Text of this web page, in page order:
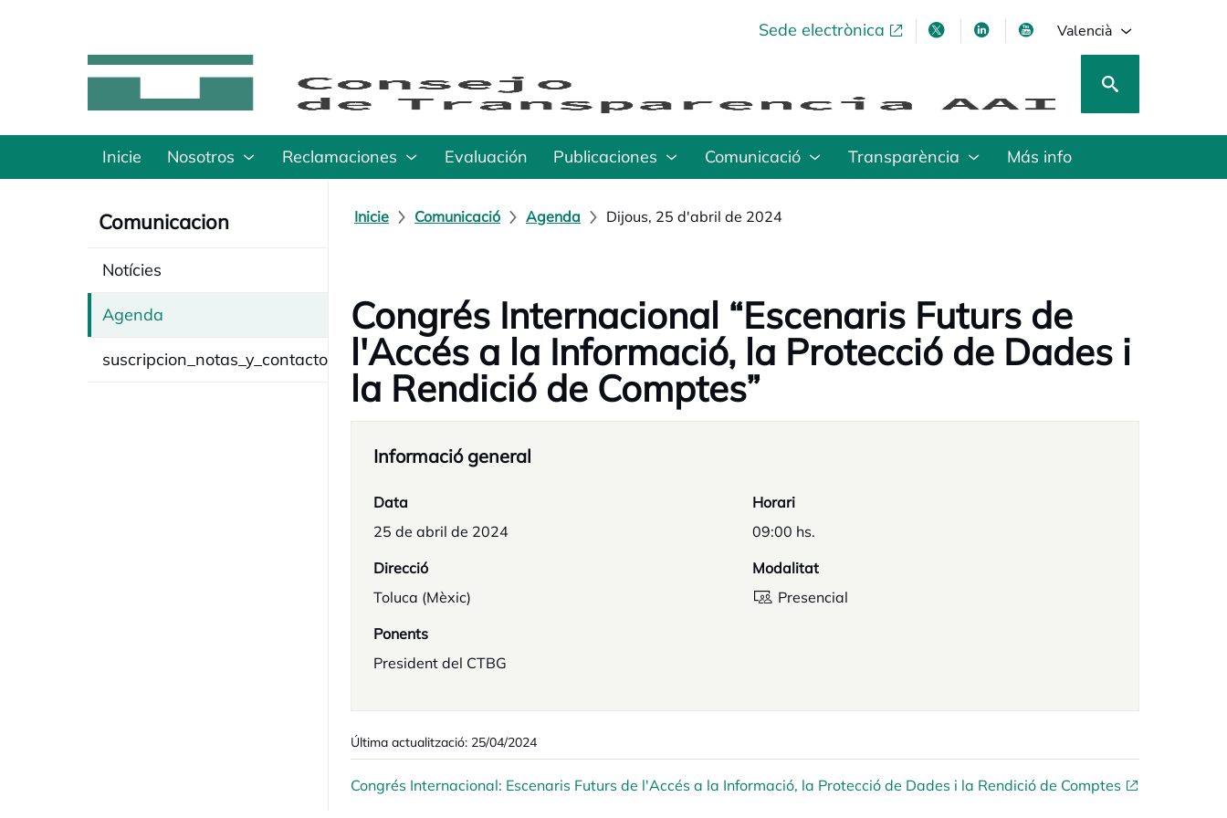
Sede electrònicaopens in a new tabopens in a new tab
opens in a new tab
opens in a new tab
Valencià
Inicie Nosotros Reclamaciones Evaluación Publicaciones Comunicació Transparència Más info
Comunicacion
Notícies
Agenda
suscripcion_notas_y_contacto
Inicie Comunicació Agenda Dijous, 25 d'abril de 2024
Congrés Internacional “Escenaris Futurs de
l'Accés a la Informació, la Protecció de Dades i
la Rendició de Comptes”
Informació general
Data
25 de abril de 2024
Horari
09:00 hs.
Direcció
Toluca (Mèxic)
Modalitat
Presencial
Ponents
President del CTBG
Última actualització: 25/04/2024
Congrés Internacional: Escenaris Futurs de l'Accés a la Informació, la Protecció de Dades i la Rendició de Comptes